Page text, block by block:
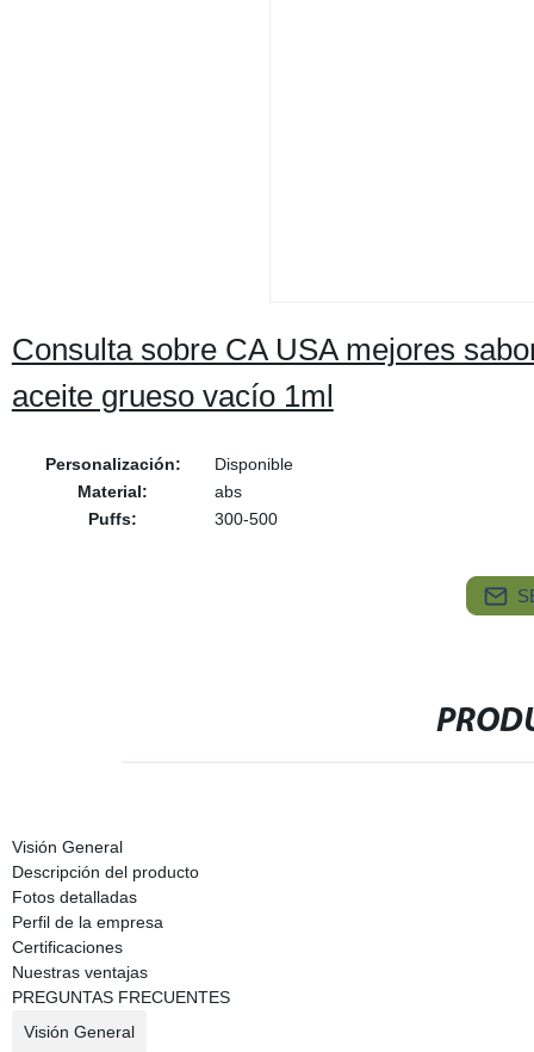
Consulta sobre CA USA mejores
aceite grueso vacío 1ml
Personalización:
Disponible
Material:
abs
Puffs:
300-500
Visión General
Descripción del producto
Fotos detalladas
Perfil de la empresa
Certificaciones
Nuestras ventajas
PREGUNTAS FRECUENTES
Visión General